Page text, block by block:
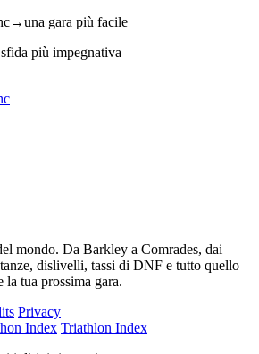
→una gara più facile
più impegnativa
mondo. Da Barkley a Comrades, dai
dislivelli, tassi di DNF e tutto quello
la tua prossima gara.
Privacy
Index Triathlon Index